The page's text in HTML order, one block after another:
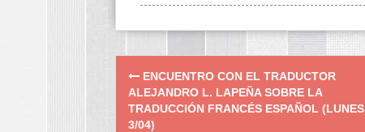
Post
navigation
ENCUENTRO CON EL TRADUCTOR
ALEJANDRO L. LAPEÑA SOBRE LA
TRADUCCIÓN FRANCÉS ESPAÑOL (LUNES
3/04)